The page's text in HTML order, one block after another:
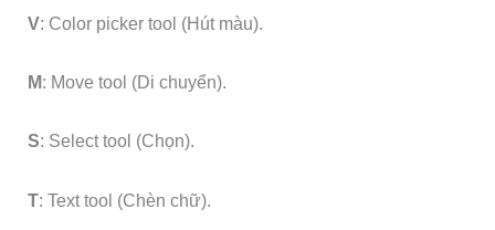
V: Color picker tool (Hút màu).
M: Move tool (Di chuyển).
S: Select tool (Chọn).
T: Text tool (Chèn chữ).